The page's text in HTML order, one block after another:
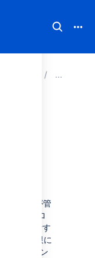
ロ
が管
る外部プロ
多く消費す
を最小限に
セス (サン